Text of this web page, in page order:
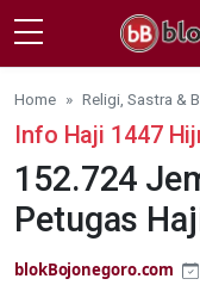
Skip to main content
Home Religi, Sastra &
Info Haji 1447
152.724
Petugas
blokBojonegoro.com